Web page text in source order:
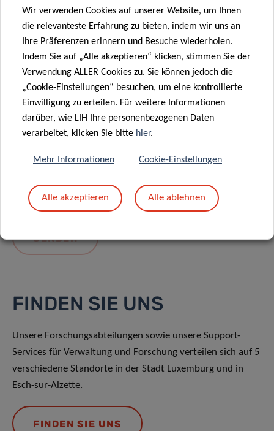
Mit dem Absenden Ihrer Nachricht erklären Sie
Datenschutzrichtlinie.
FINDEN SIE UNS
Unsere Forschungsabteilungen sowie unsere Support-
Services für Verwaltung und Forschung verteilen sich auf 5
verschiedene Standorte in der Stadt Luxemburg und in
Esch-sur-Alzette.
FINDEN SIE UNS
Wir verwenden Cookies auf unserer Website, um Ihnen
die relevanteste Erfahrung zu bieten, indem wir uns an
Ihre Präferenzen erinnern und Besuche wiederholen.
Indem Sie auf „Alle akzeptieren“ klicken, stimmen Sie der
Verwendung ALLER Cookies zu. Sie können jedoch die
„Cookie-Einstellungen“ besuchen, um eine kontrollierte
Einwilligung zu erteilen. Für weitere Informationen
darüber, wie LIH Ihre personenbezogenen Daten
verarbeitet, klicken Sie bitte hier.
Mehr Informationen Cookie-Einstellungen
Alle akzeptieren Alle ablehnen